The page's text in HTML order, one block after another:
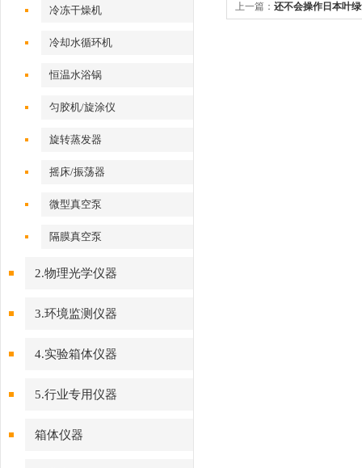
冷冻干燥机
冷却水循环机
恒温水浴锅
匀胶机/旋涂仪
旋转蒸发器
摇床/振荡器
微型真空泵
隔膜真空泵
2.物理光学仪器
3.环境监测仪器
4.实验箱体仪器
5.行业专用仪器
箱体仪器
上一篇： 还不会操作日本叶